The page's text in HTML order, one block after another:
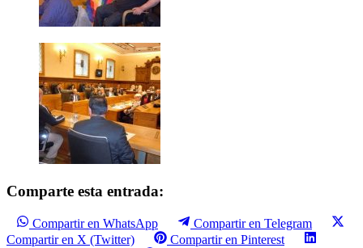
Comparte esta entrada:
Compartir en WhatsApp
Compartir en Telegram
Compartir en X (Twitter)
Compartir en Pinterest